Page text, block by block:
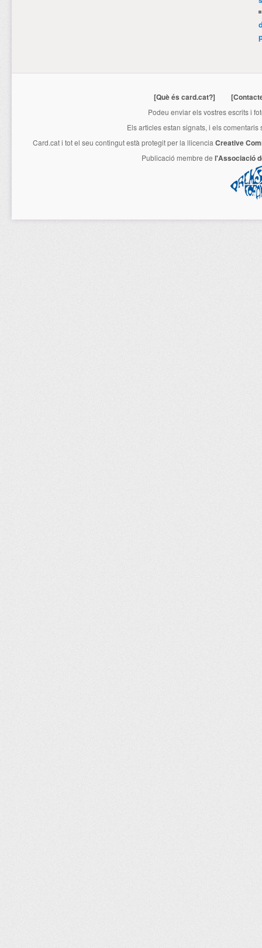
[Què és card.cat?]
Podeu enviar els vostres escrits i
Els articles estan signats, i els
Card.cati tot el seu contingut està protegit per la llicencia Creative
Publicació membre de l'Associació